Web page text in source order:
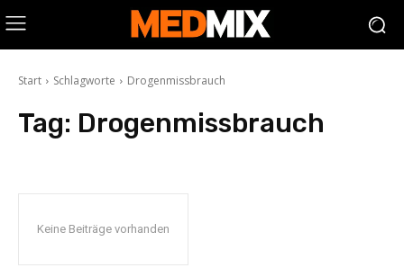
Start Schlagworte Drogenmissbrauch
Tag: Drogenmissbrauch
Keine Beiträge vorhanden